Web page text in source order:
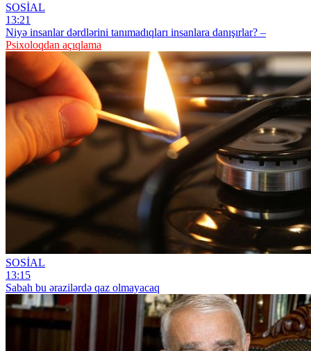
SOSİAL
13:21
Niyə insanlar dərdlərini tanımadıqları insanlara danışırlar? –
Psixoloqdan açıqlama
SOSİAL
13:15
Sabah bu ərazilərdə qaz olmayacaq